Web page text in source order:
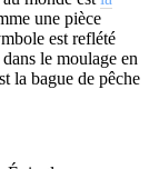
une pièce
est reflété
le moulage en
la bague de pêche